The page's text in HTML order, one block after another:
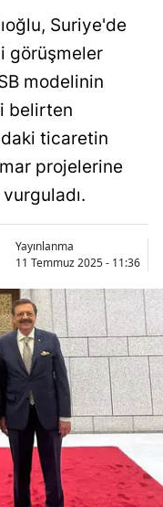
Suriye'de
görüşmeler
modelinin
belirten
ticaretin
projelerine
Yayınlanma
11 Temmuz 2025 - 11:36